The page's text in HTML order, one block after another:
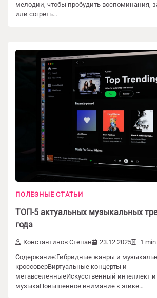
мелодии, чтобы пробудить воспоминания,
или согреть…
ПОЛЕЗНЫЕ СТАТЬИ
ТОП-5 актуальных музыкальных
года
Константинов Степан 23.12.2025
1
Содержание:Гибридные жанры и
кроссоверВиртуальные концерты и
метавселенныеИскусственный интеллект и
музыкаПовышенное внимание к этике…